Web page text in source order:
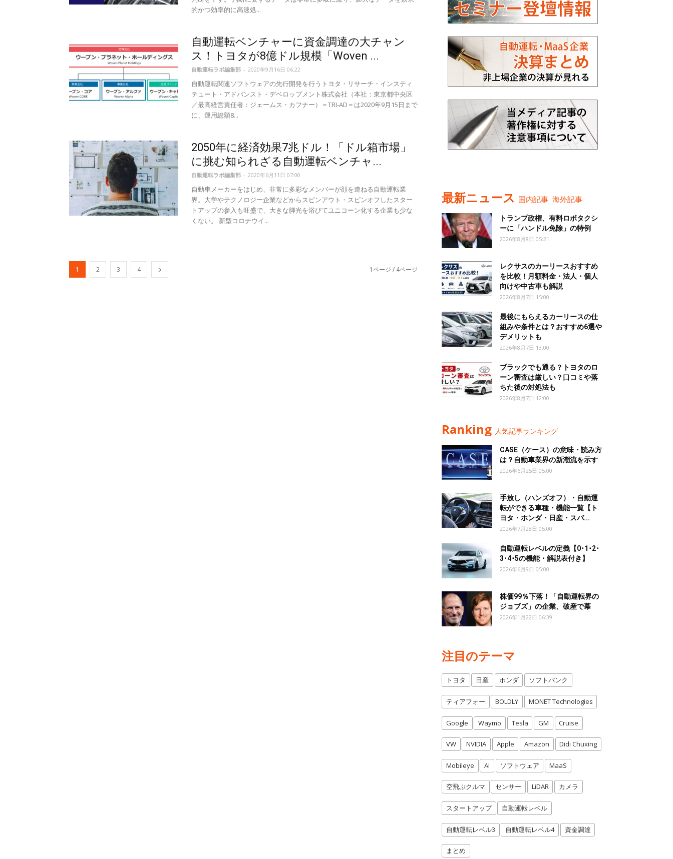
的かつ効率的に高速処...
自動運転ベンチャーに資金調達の大チャン
ス！トヨタが8億ドル規模「Woven ...
自動運転ラボ編集部 - 2020年9月16日 06:22
自動運転関連ソフトウェアの先行開発を行うトヨタ・リサーチ・インスティ
テュート・アドバンスト・デベロップメント株式会社（本社：東京都中央区
／最高経営責任者：ジェームス・カフナー）＝TRI-AD＝は2020年9月15日まで
に、運用総額8...
2050年に経済効果7兆ドル！「ドル箱市場」
に挑む知られざる自動運転ベンチャ...
自動運転ラボ編集部 - 2020年6月11日 07:00
自動車メーカーをはじめ、非常に多彩なメンバーが顔を連ねる自動運転業
界。大学やテクノロジー企業などからスピンアウト・スピンオフしたスター
トアップの参入も旺盛で、大きな脚光を浴びてユニコーン化する企業も少な
くない。 新型コロナウイ...
1 2 3 4 1ページ / 4ページ
最新ニュース 国内記事 海外記事
トランプ政権、有料ロボタクシ
ーに「ハンドル免除」の特例
2026年8月8日 05:21
レクサスのカーリースおすすめ
を比較！月額料金・法人・個人
向けや中古車も解説
2026年8月7日 15:00
最後にもらえるカーリースの仕
組みや条件とは？おすすめ6選や
デメリットも
2026年8月7日 13:00
ブラックでも通る？トヨタのロ
ーン審査は厳しい？口コミや落
ちた後の対処法も
2026年8月7日 12:00
Ranking 人気記事ランキング
CASE（ケース）の意味・読み方
は？自動車業界の新潮流を示す
2026年6月25日 05:00
手放し（ハンズオフ）・自動運
転ができる車種・機能一覧【ト
ヨタ・ホンダ・日産・スバ...
2026年7月28日 05:00
自動運転レベルの定義【0･1･2･
3･4･5の機能・解説表付き】
2026年6月9日 05:00
株価99％下落！「自動運転界の
ジョブズ」の企業、破産で幕
2026年1月22日 06:39
注目のテーマ
トヨタ 日産 ホンダ ソフトバンク
ティアフォー BOLDLY MONET Technologies
Google Waymo Tesla GM Cruise
VW NVIDIA Apple Amazon Didi Chuxing
Mobileye AI ソフトウェア MaaS
空飛ぶクルマ センサー LiDAR カメラ
スタートアップ 自動運転レベル
自動運転レベル3 自動運転レベル4 資金調達
まとめ